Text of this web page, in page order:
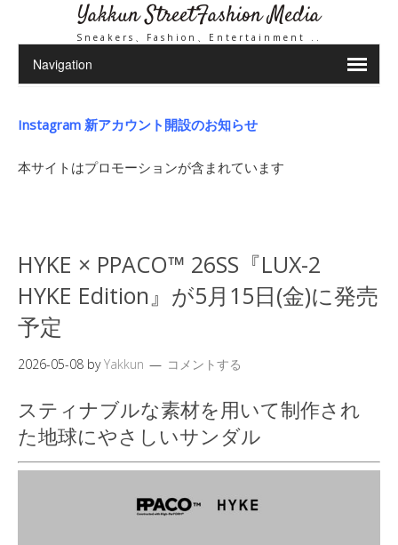
Yakkun StreetFashion Media
Sneakers、Fashion、Entertainment ..
Instagram 新アカウント開設のお知らせ
本サイトはプロモーションが含まれています
HYKE × PPACO™ 26SS『LUX-2
HYKE Edition』が5月15日(金)に発売
予定
2026-05-08 byYakkun コメントする
スティナブルな素材を用いて制作され
た地球にやさしいサンダル